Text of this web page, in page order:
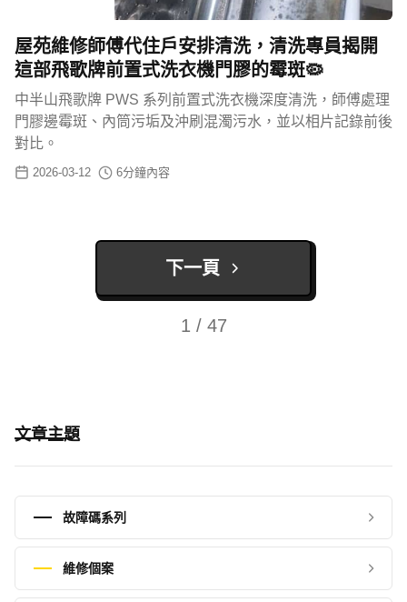
屋苑維修師傅代住戶安排清洗，清洗專員揭開
這部飛歌牌前置式洗衣機門膠的霉斑🦠
中半山飛歌牌 PWS 系列前置式洗衣機深度清洗，師傅處理
門膠邊霉斑、內筒污垢及沖刷混濁污水，並以相片記錄前後
對比。
2026-03-12 6分鐘內容
下一頁
1 / 47
文章主題
故障碼系列
維修個案